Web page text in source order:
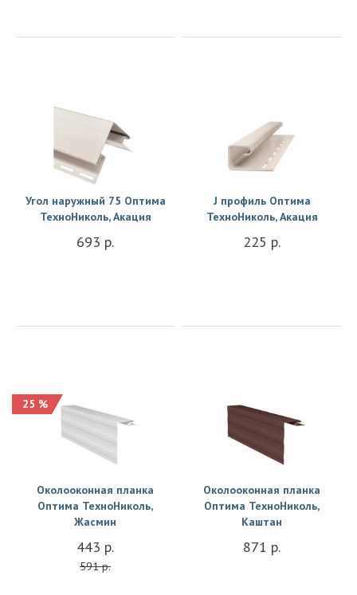
Купить
Угол наружный 75 Оптима
ТехноНиколь, Акация
693 р.
J профиль Оптима
ТехноНиколь, Акация
225 р.
25 %
Околооконная планка
Оптима ТехноНиколь,
Жасмин
443 р.
591 р.
Околооконная планка
Оптима ТехноНиколь,
Каштан
871 р.